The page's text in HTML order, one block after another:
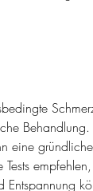
eine
Entspannung